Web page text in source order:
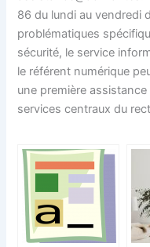
86 du lundi au vendredi
problématiques
sécurité, le service
le référent numérique
une première
services centraux du